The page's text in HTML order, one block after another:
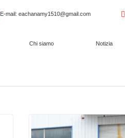
Chi siamo Notizia
E-mail: eachanamy1510@gmail.com